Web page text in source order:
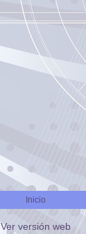
Inicio
Ver versión web